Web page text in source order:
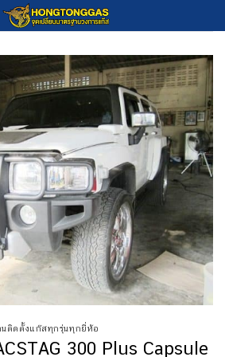
นติดตั้งแก๊สทุกรุ่นทุกยี่ห้อ
300 Plus Capsule